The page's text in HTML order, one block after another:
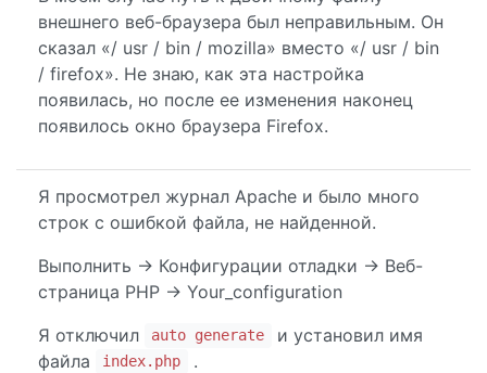
внешнего веб-браузера был неправильным. Он
сказал «/ usr / bin / mozilla» вместо «/ usr / bin
/ firefox». Не знаю, как эта настройка
появилась, но после ее изменения наконец
появилось окно браузера Firefox.
Я просмотрел журнал Apache и было много
строк с ошибкой файла, не найденной.
Выполнить -> Конфигурации отладки -> Веб-
страница PHP -> Your_configuration
Я отключил
auto generate
и установил имя
файла
index.php
.